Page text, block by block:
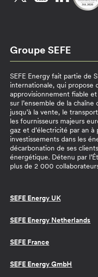
Groupe SEFE
SEFE Energy fait partie de
internationale, qui propose
approvisionnement fiable
sur l’ensemble de la
jusqu’à la vente, le
les fournisseurs majeurs
gaz et d’électricité par an
investissements dans les
décarbonation de ses
énergétique. Détenu par
plus de 2 000
SEFE Energy UK
SEFE Energy Netherlands
SEFE France
SEFE Energy GmbH